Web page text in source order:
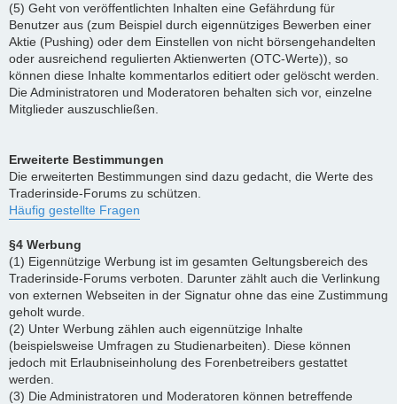
(5) Geht von veröffentlichten Inhalten eine Gefährdung für
Benutzer aus (zum Beispiel durch eigennütziges Bewerben einer
Aktie (Pushing) oder dem Einstellen von nicht börsengehandelten
oder ausreichend regulierten Aktienwerten (OTC-Werte)), so
können diese Inhalte kommentarlos editiert oder gelöscht werden.
Die Administratoren und Moderatoren behalten sich vor, einzelne
Mitglieder auszuschließen.
Erweiterte Bestimmungen
Die erweiterten Bestimmungen sind dazu gedacht, die Werte des
Traderinside-Forums zu schützen.
Häufig gestellte Fragen
§4 Werbung
(1) Eigennützige Werbung ist im gesamten Geltungsbereich des
Traderinside-Forums verboten. Darunter zählt auch die Verlinkung
von externen Webseiten in der Signatur ohne das eine Zustimmung
geholt wurde.
(2) Unter Werbung zählen auch eigennützige Inhalte
(beispielsweise Umfragen zu Studienarbeiten). Diese können
jedoch mit Erlaubniseinholung des Forenbetreibers gestattet
werden.
(3) Die Administratoren und Moderatoren können betreffende